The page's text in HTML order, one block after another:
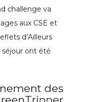
challenge va
aux CSE et
d’Ailleurs
ont été
des